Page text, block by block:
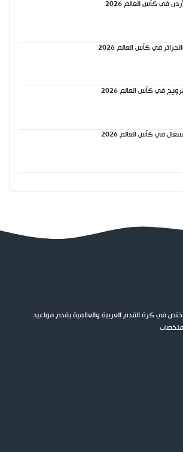
موعد مباراة النمسا والأردن في كأس العالم 2026
موعد مباراة الأرجنتين والجزائر في كأس العالم 2026
موعد مباراة العراق والنرويج في كأس العالم 2026
موعد مباراة فرنسا والسنغال في كأس العالم 2026
في كرة القدم العربية والعالمية يقدم مواعيد